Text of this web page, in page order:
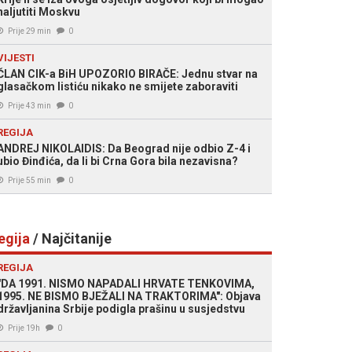
Moskvu
Prije 29 min 0
CIK-a BiH UPOZORIO BIRAČE: Jednu stvar na
listiću nikako ne smijete zaboraviti
Prije 43 min 0
NIKOLAIDIS: Da Beograd nije odbio Z-4 i
Đinđića, da li bi Crna Gora bila nezavisna?
Prije 55 min 0
/ Najčitanije
1991. NISMO NAPADALI HRVATE TENKOVIMA,
NE BISMO BJEŽALI NA TRAKTORIMA": Objava
Srbije podigla prašinu u susjedstvu
Prije 19h 0